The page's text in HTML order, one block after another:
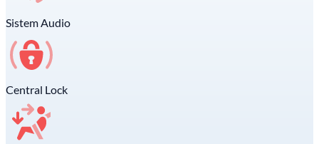
Sistem Audio
Central Lock